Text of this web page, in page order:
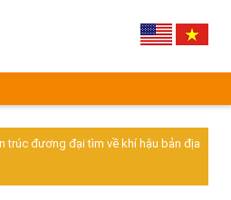
trúc đương đại tìm về khí hậu bản địa